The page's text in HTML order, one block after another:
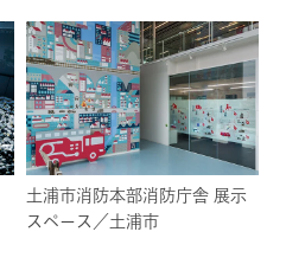
土浦市消防本部消防庁舎 展示
スペース／土浦市